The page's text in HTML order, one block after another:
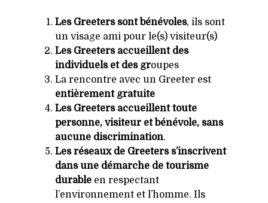
Les Greeters sont bénévoles, ils sont
un visage ami pour le(s) visiteur(s)
Les Greeters accueillent des
individuels et des groupes
La rencontre avec un Greeter est
entièrement gratuite
Les Greeters accueillent toute
personne, visiteur et bénévole, sans
aucune discrimination.
Les réseaux de Greeters s’inscrivent
dans une démarche de tourisme
durable en respectant
l’environnement et l’homme. Ils